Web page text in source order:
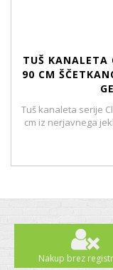
TUŠ KANALETA
90 CM
Tuš kanaleta serije
cm iz nerjavnega
Nakup brez